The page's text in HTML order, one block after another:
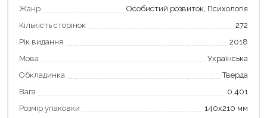
Жанр
Особистий розвиток, Психологія
Кількість сторінок
272
Рік видання
2018
Мова
Українська
Обкладинка
Тверда
Вага
0.401
Розмір упаковки
140х210 мм